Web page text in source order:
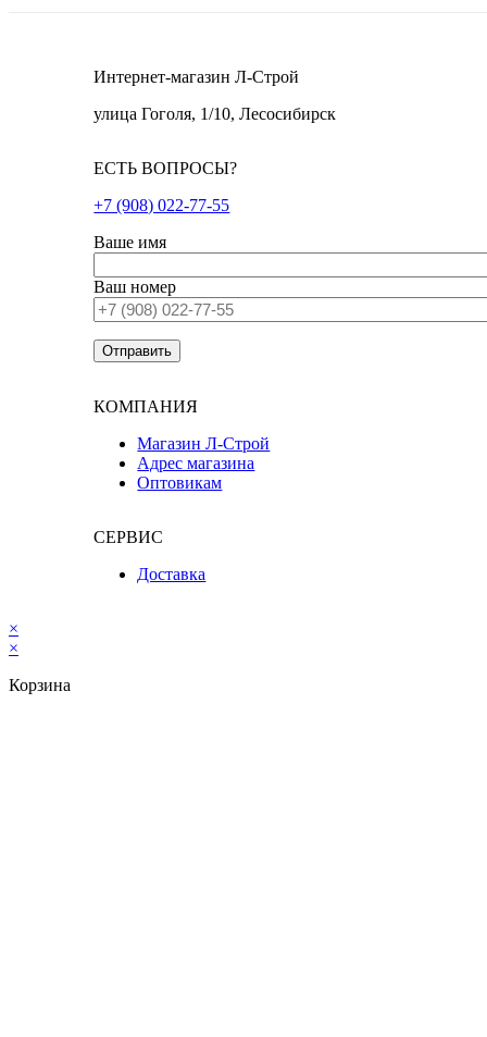
Интернет-магазин Л-Строй
улица Гоголя, 1/10, Лесосибирск
ЕСТЬ ВОПРОСЫ?
+7 (908) 022-77-55
Ваше имя
Ваш номер
КОМПАНИЯ
Магазин Л-Строй
Адрес магазина
Оптовикам
СЕРВИС
Доставка
×
×
Корзина